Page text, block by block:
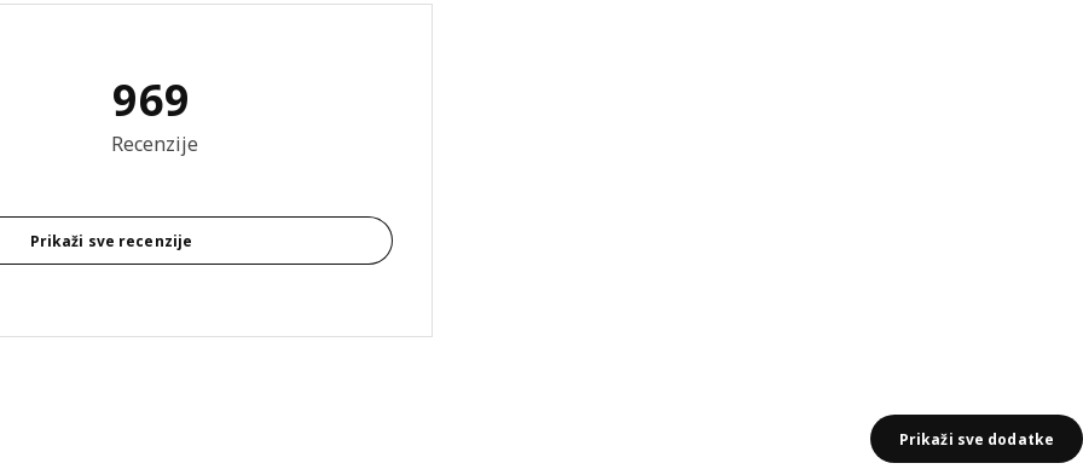
od mogućih 5 zvezdica. Ukupan broj recenzija: 969
969
Recenzije
Prikaži sve recenzije
Prikaži sve dodatke